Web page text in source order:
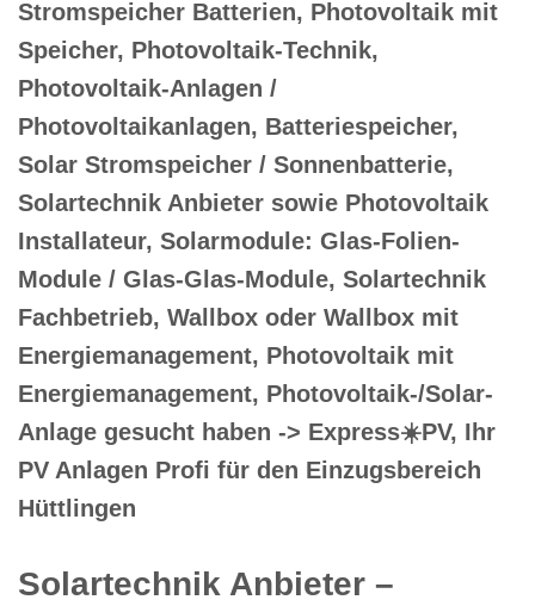
Stromspeicher Batterien, Photovoltaik mit
Speicher, Photovoltaik-Technik,
Photovoltaik-Anlagen /
Photovoltaikanlagen, Batteriespeicher,
Solar Stromspeicher / Sonnenbatterie,
Solartechnik Anbieter sowie Photovoltaik
Installateur, Solarmodule: Glas-Folien-
Module / Glas-Glas-Module, Solartechnik
Fachbetrieb, Wallbox oder Wallbox mit
Energiemanagement, Photovoltaik mit
Energiemanagement, Photovoltaik-/Solar-
Anlage gesucht haben -> Express☀️PV️, Ihr
PV Anlagen Profi für den Einzugsbereich
Hüttlingen
Solartechnik Anbieter –